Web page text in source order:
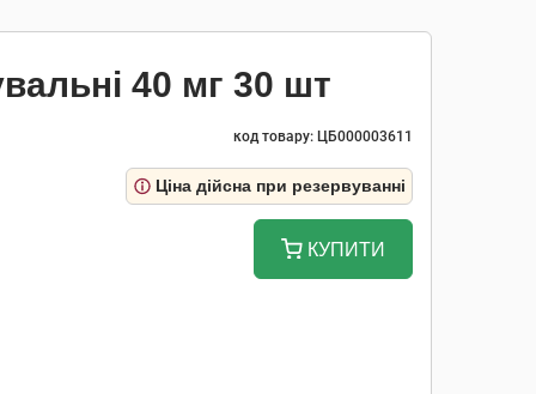
40 мг 30 шт
код товару: ЦБ000003611
Ціна дійсна при резервуванні
КУПИТИ